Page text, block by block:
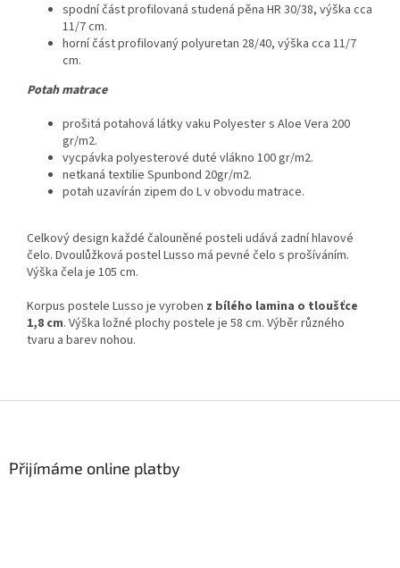
spodní část profilovaná studená pěna HR 30/38, výška cca
11/7 cm.
horní část profilovaný polyuretan 28/40, výška cca 11/7
cm.
Potah matrace
prošitá potahová látky vaku Polyester s Aloe Vera 200
gr/m2.
vycpávka polyesterové duté vlákno 100 gr/m2.
netkaná textilie Spunbond 20gr/m2.
potah uzavírán zipem do L v obvodu matrace.
Celkový design každé čalouněné posteli udává zadní hlavové
čelo. Dvoulůžková postel Lusso má pevné čelo s prošíváním.
Výška čela je 105 cm.
Korpus postele Lusso je vyroben z bílého lamina o tloušťce
1,8 cm. Výška ložné plochy postele je 58 cm. Výběr různého
tvaru a barev nohou.
Přijímáme online platby